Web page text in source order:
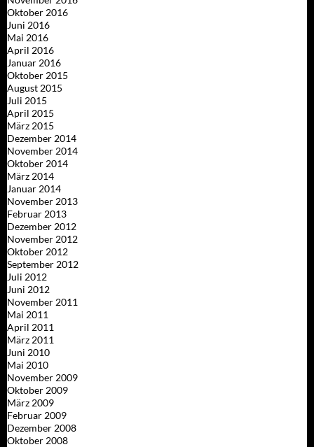
Oktober 2016
Juni 2016
Mai 2016
April 2016
Januar 2016
Oktober 2015
August 2015
Juli 2015
April 2015
März 2015
Dezember 2014
November 2014
Oktober 2014
März 2014
Januar 2014
November 2013
Februar 2013
Dezember 2012
November 2012
Oktober 2012
September 2012
Juli 2012
Juni 2012
November 2011
Mai 2011
April 2011
März 2011
Juni 2010
Mai 2010
November 2009
Oktober 2009
März 2009
Februar 2009
Dezember 2008
Oktober 2008